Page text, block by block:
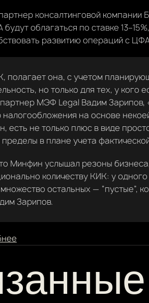
консалтинговой
облагаться по ставке
развитию операций с
полагает она, с учетом
но только для тех, у кого
МЭФ Legal Вадим
налогообложения на основе
есть не только плюс в виде
пределы в плане учета
Минфин услышал резоны
количеству КИК: у
остальных — “пустые”,
Зарипов.